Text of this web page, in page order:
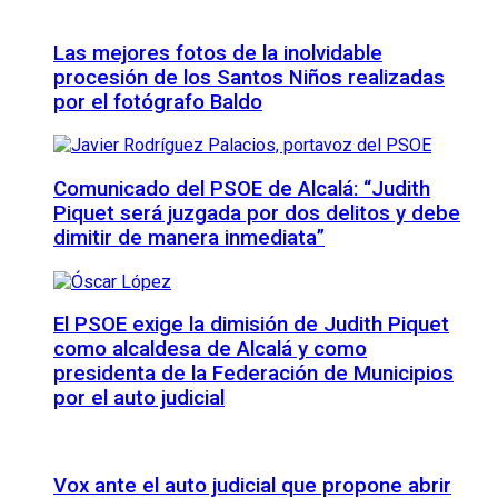
Las mejores fotos de la inolvidable
procesión de los Santos Niños realizadas
por el fotógrafo Baldo
Comunicado del PSOE de Alcalá: “Judith
Piquet será juzgada por dos delitos y debe
dimitir de manera inmediata”
El PSOE exige la dimisión de Judith Piquet
como alcaldesa de Alcalá y como
presidenta de la Federación de Municipios
por el auto judicial
Vox ante el auto judicial que propone abrir